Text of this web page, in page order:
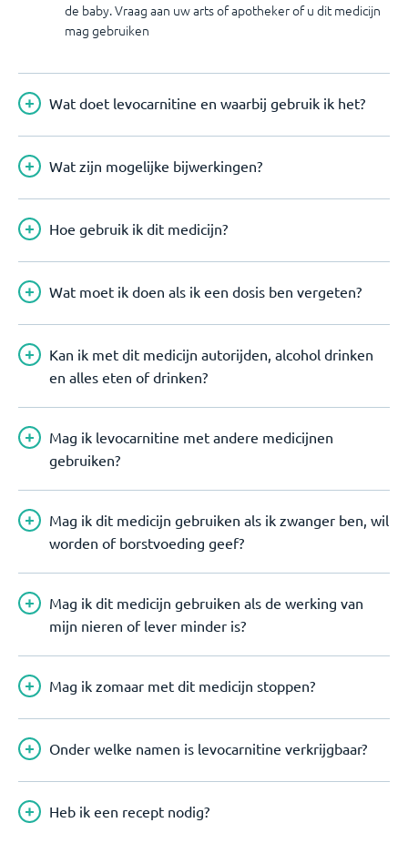
de baby. Vraag aan uw arts of apotheker of u dit medicijn
mag gebruiken
Wat doet levocarnitine en waarbij gebruik ik het?
Wat zijn mogelijke bijwerkingen?
Hoe gebruik ik dit medicijn?
Wat moet ik doen als ik een dosis ben vergeten?
Kan ik met dit medicijn autorijden, alcohol drinken
en alles eten of drinken?
Mag ik levocarnitine met andere medicijnen
gebruiken?
Mag ik dit medicijn gebruiken als ik zwanger ben, wil
worden of borstvoeding geef?
Mag ik dit medicijn gebruiken als de werking van
mijn nieren of lever minder is?
Mag ik zomaar met dit medicijn stoppen?
Onder welke namen is levocarnitine verkrijgbaar?
Heb ik een recept nodig?